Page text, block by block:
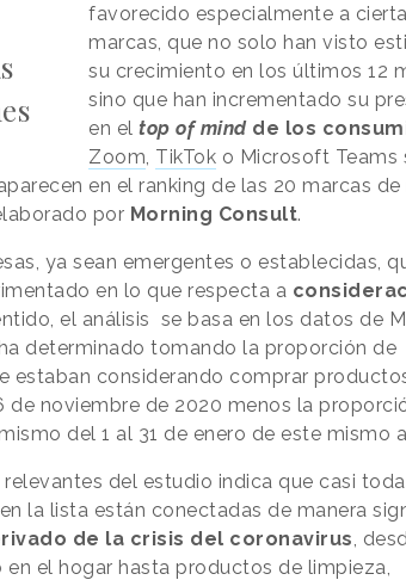
favorecido especialmente a
marcas, que no solo han visto
su crecimiento en los últimos 12
sino que han incrementado su
en eltop of mind de los
Zoom TikTok o Microsoft Teams
en el ranking de las 20 marcas de
por Morning Consult.
ya sean emergentes o establecidas,
en lo que respecta a
el análisis se basa en los datos de
determinado tomando la proporción de
estaban considerando comprar
de noviembre de 2020 menos la
del 1 al 31 de enero de este mismo
del estudio indica que casi
la lista están conectadas de manera
de la crisis del coronavirus ,
el hogar hasta productos de limpieza,